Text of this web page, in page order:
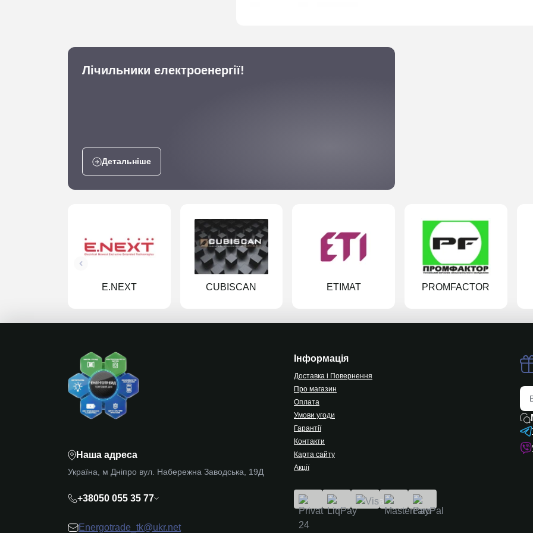
Лічильники електроенергії!
Детальніше
E.NEXT CUBISCAN ETIMAT PROMFACTOR
Наша адреса
Україна, м Дніпро вул. Набережна Заводська, 19Д
+38050 055 35 77
Energotrade_tk@ukr.net
Інформація
Доставка і Повернення
Про магазин
Оплата
Умови угоди
Гарантії
Контакти
Карта сайту
Акції